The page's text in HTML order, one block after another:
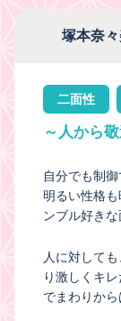
塚本奈
二面性
～人から
自分でも制
明るい性格
ンブル好きな
人に対して
り激しくキ
でまわりから